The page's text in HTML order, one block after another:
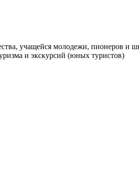
учащейся молодежи, пионеров и
и экскурсий (юных туристов)